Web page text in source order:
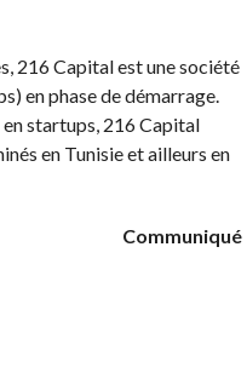
216 Capital est une société
en phase de démarrage.
startups, 216 Capital
en Tunisie et ailleurs en
Communiqué